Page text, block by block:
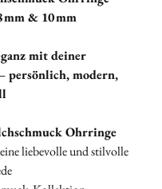
mm & 10 mm
mit deiner
modern,
Ohrringe
liebevolle und stilvolle